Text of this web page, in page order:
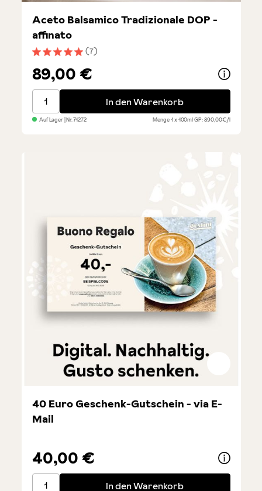
Durchschnittliche Bewertung von 5 von 5 Sternen
(7)
Aceto Balsamico Tradizionale DOP -
affinato
89,00 €
Aceto Balsamico Tradizionale DOP - affinato
In den Warenkorb
Auf Lager| Nr.71272 Menge1 x 100mlGP: 890,00€/l
40 Euro Geschenk-Gutschein - via E-
Mail
40,00 €
40 Euro Geschenk-Gutschein - via E-Mail
In den Warenkorb